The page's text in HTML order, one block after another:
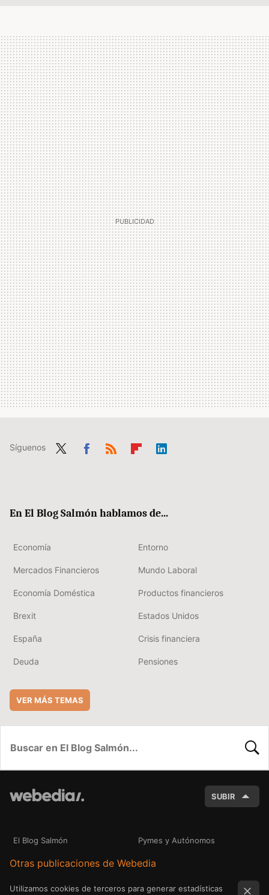
Síguenos
En El Blog Salmón hablamos de...
Economía Entorno
Mercados Financieros Mundo Laboral
Economía Doméstica Productos financieros
Brexit Estados Unidos
España Crisis financiera
Deuda Pensiones
VER MÁS TEMAS
SUBIR
El Blog Salmón Pymes y Autónomos
Otras publicaciones de Webedia
Utilizamos cookies de terceros para generar estadísticas